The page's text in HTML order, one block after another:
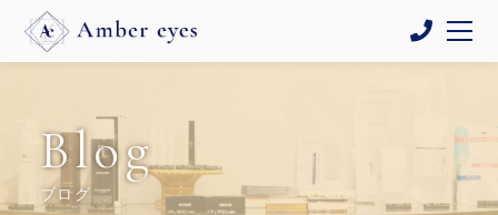
Blog
ブログ